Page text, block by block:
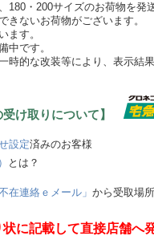
・200サイズのお荷物を発送
ないお荷物がございます。
す。
です。
的な改装等により、表示結
受け取りについて】
設定済みのお客様
とは？
在連絡ｅメール」 から受取場
に記載して直接店舗へ